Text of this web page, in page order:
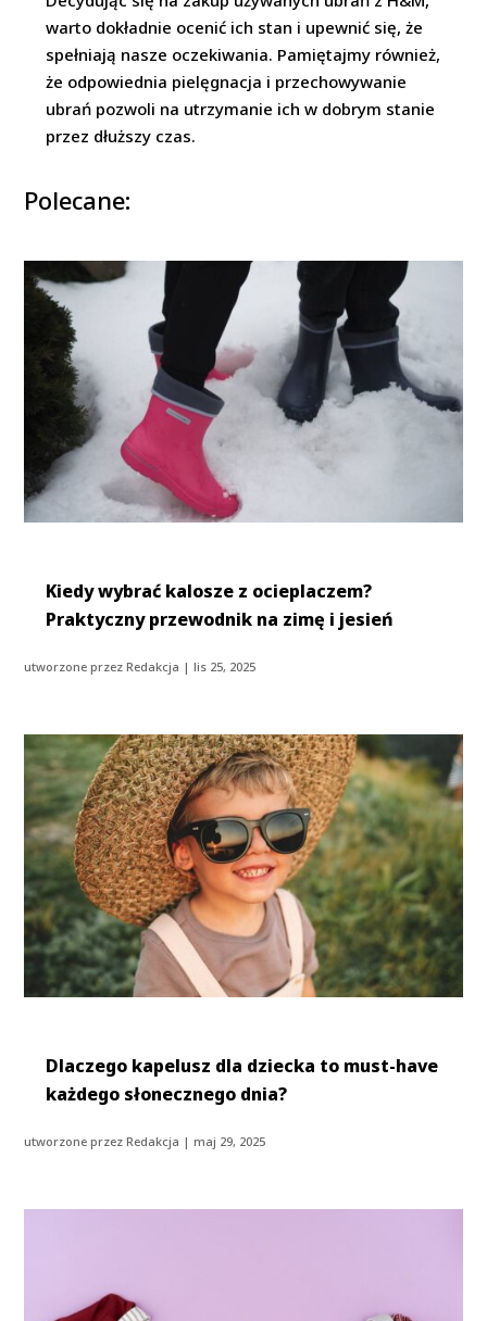
warto dokładnie ocenić ich stan i upewnić się, że
spełniają nasze oczekiwania. Pamiętajmy również,
że odpowiednia pielęgnacja i przechowywanie
ubrań pozwoli na utrzymanie ich w dobrym stanie
przez dłuższy czas.
Polecane:
​Kiedy wybrać kalosze z ocieplaczem?
Praktyczny przewodnik na zimę i jesień
utworzone przezRedakcja |lis 25, 2025
Dlaczego kapelusz dla dziecka to must-have
każdego słonecznego dnia?
utworzone przezRedakcja |maj 29, 2025